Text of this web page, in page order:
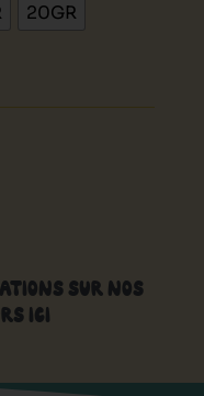
20GR
SUR NOS
ICI